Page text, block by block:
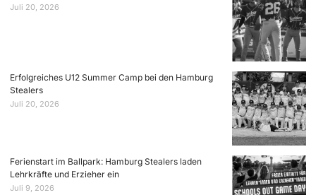
Juli 20, 2026
Erfolgreiches U12 Summer Camp bei den Hamburg
Stealers
Juli 20, 2026
Ferienstart im Ballpark: Hamburg Stealers laden
Lehrkräfte und Erzieher ein
Juli 9, 2026